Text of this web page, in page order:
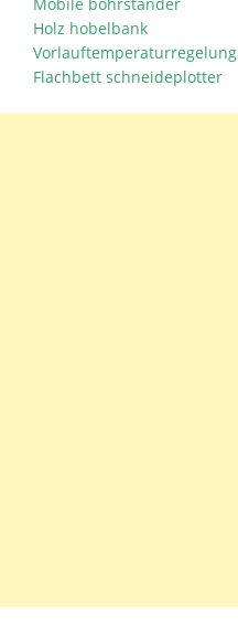
Holz hobelbank
Vorlauftemperaturregelung
Flachbett schneideplotter